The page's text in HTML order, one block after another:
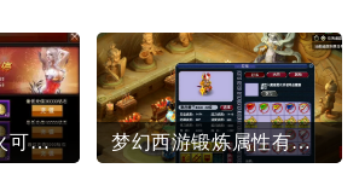
全民奇迹萤石雷火可以与朋友一起玩吗 梦幻西游锻炼属性有哪些种类